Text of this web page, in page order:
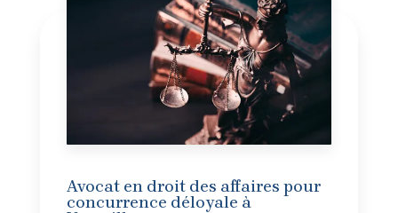
Avocat en droit des affaires pour
concurrence déloyale à